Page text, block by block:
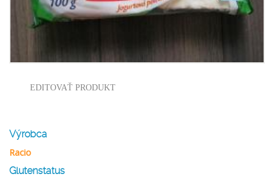
EDITOVAŤ PRODUKT
Výrobca
Racio
Glutenstatus